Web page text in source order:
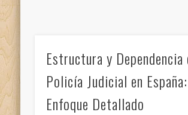
Estructura y Dependencia
Policía Judicial en
Enfoque Detallado